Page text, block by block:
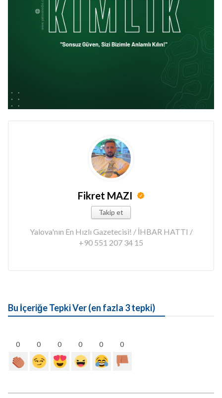
Fikret MAZI
Takip et
Yalova'nın En Hızlı Gazetecisi! / İHBAR HATTI /
+90 551 207 34 15
Bu İçeriğe Tepki Ver (en fazla 3 tepki)
0 0 0 0 0 0